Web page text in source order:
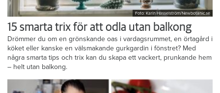
Foto: Karin Hasselström/Newbotanic.se
15 smarta trix för att odla utan balkong
Drömmer du om en grönskande oas i vardagsrummet, en örtagård i
köket eller kanske en välsmakande gurkgardin i fönstret? Med
några smarta tips och trix kan du skapa ett vackert, prunkande hem
– helt utan balkong.